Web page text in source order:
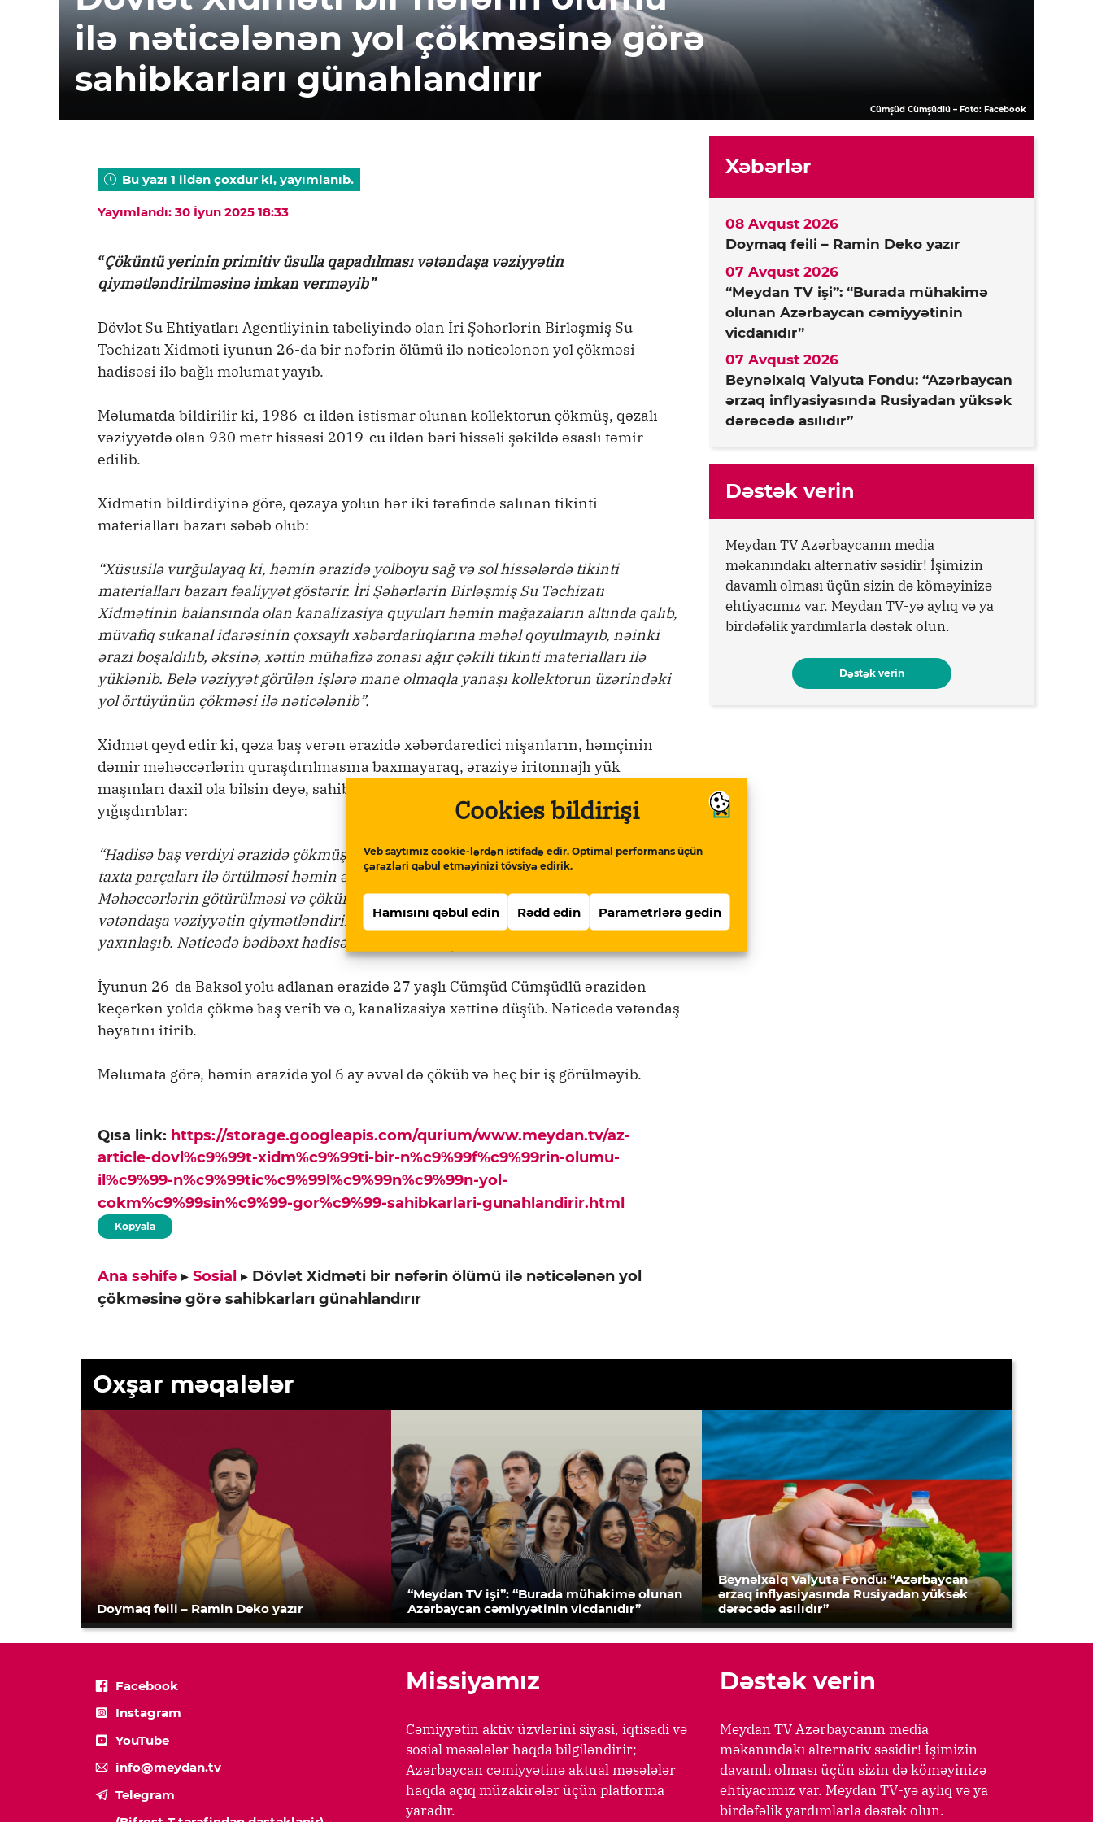
Cookies bildirişi
Veb saytımız cookie-lərdən istifadə edir. Optimal performans üçün
çərəzləri qəbul etməyinizi tövsiyə edirik.
Hamısını qəbul edin Rədd edin Parametrlərə gedin
ilə nəticələnən yol çökməsinə görə
sahibkarları günahlandırır
Cümşüd Cümşüdlü – Foto: Facebook
Bu yazı 1 ildən çoxdur ki, yayımlanıb.
Yayımlandı: 30 İyun 2025 18:33
“Çöküntü yerinin primitiv üsulla qapadılması vətəndaşa vəziyyətin
qiymətləndirilməsinə imkan verməyib”
Dövlət Su Ehtiyatları Agentliyinin tabeliyində olan İri Şəhərlərin Birləşmiş Su
Təchizatı Xidməti iyunun 26-da bir nəfərin ölümü ilə nəticələnən yol çökməsi
hadisəsi ilə bağlı məlumat yayıb.
Məlumatda bildirilir ki, 1986-cı ildən istismar olunan kollektorun çökmüş, qəzalı
vəziyyətdə olan 930 metr hissəsi 2019-cu ildən bəri hissəli şəkildə əsaslı təmir
edilib.
Xidmətin bildirdiyinə görə, qəzaya yolun hər iki tərəfində salınan tikinti
materialları bazarı səbəb olub:
“Xüsusilə vurğulayaq ki, həmin ərazidə yolboyu sağ və sol hissələrdə tikinti
materialları bazarı fəaliyyət göstərir. İri Şəhərlərin Birləşmiş Su Təchizatı
Xidmətinin balansında olan kanalizasiya quyuları həmin mağazaların altında qalıb,
müvafiq sukanal idarəsinin çoxsaylı xəbərdarlıqlarına məhəl qoyulmayıb, nəinki
ərazi boşaldılıb, əksinə, xəttin mühafizə zonası ağır çəkili tikinti materialları ilə
yüklənib. Belə vəziyyət görülən işlərə mane olmaqla yanaşı kollektorun üzərindəki
yol örtüyünün çökməsi ilə nəticələnib”.
Xidmət qeyd edir ki, qəza baş verən ərazidə xəbərdaredici nişanların, həmçinin
dəmir məhəccərlərin quraşdırılmasına baxmayaraq, əraziyə iritonnajlı yük
maşınları daxil ola bilsin deyə, sahibkarlar xəbərdaredici və qadağanedici nişanları
yığışdırıblar:
“Hadisə baş verdiyi ərazidə çökmüş kollektorun üzərinin sahibkarlar tərəfindən
taxta parçaları ilə örtülməsi həmin ərazinin qəzalı olduğunu görməyə əngəl yaradıb.
Məhəccərlərin götürülməsi və çöküntü yerinin primitiv üsulla qapadılması
vətəndaşa vəziyyətin qiymətləndirilməsinə imkan verməyib və o qəzalı əraziyə
yaxınlaşıb. Nəticədə bədbəxt hadisə baş verib”,
İyunun 26-da Baksol yolu adlanan ərazidə 27 yaşlı Cümşüd Cümşüdlü ərazidən
keçərkən yolda çökmə baş verib və o, kanalizasiya xəttinə düşüb. Nəticədə vətəndaş
həyatını itirib.
Məlumata görə, həmin ərazidə yol 6 ay əvvəl də çöküb və heç bir iş görülməyib.
Qısa link: https://storage.googleapis.com/qurium/www.meydan.tv/az-
article-dovl%c9%99t-xidm%c9%99ti-bir-n%c9%99f%c9%99rin-olumu-
il%c9%99-n%c9%99tic%c9%99l%c9%99n%c9%99n-yol-
cokm%c9%99sin%c9%99-gor%c9%99-sahibkarlari-gunahlandirir.html
Kopyala
Ana səhifə ▸ Sosial ▸ Dövlət Xidməti bir nəfərin ölümü ilə nəticələnən yol
çökməsinə görə sahibkarları günahlandırır
Xəbərlər
Doymaq feili – Ramin Deko yazır
08 Avqust 2026
“Meydan TV işi”: “Burada mühakimə
olunan Azərbaycan cəmiyyətinin
vicdanıdır”
07 Avqust 2026
Beynəlxalq Valyuta Fondu: “Azərbaycan
ərzaq inflyasiyasında Rusiyadan yüksək
dərəcədə asılıdır”
07 Avqust 2026
Dəstək verin
Meydan TV Azərbaycanın media
məkanındakı alternativ səsidir! İşimizin
davamlı olması üçün sizin də köməyinizə
ehtiyacımız var. Meydan TV-yə aylıq və ya
birdəfəlik yardımlarla dəstək olun.
Dəstək verin
Oxşar məqalələr
Doymaq feili – Ramin Deko yazır
“Meydan TV işi”: “Burada mühakimə olunan
Azərbaycan cəmiyyətinin vicdanıdır”
Beynəlxalq Valyuta Fondu: “Azərbaycan
ərzaq inflyasiyasında Rusiyadan yüksək
dərəcədə asılıdır”
Facebook
Instagram
YouTube
info@meydan.tv
Telegram
Missiyamız
Cəmiyyətin aktiv üzvlərini siyasi, iqtisadi və
sosial məsələlər haqda bilgiləndirir;
Azərbaycan cəmiyyətinə aktual məsələlər
haqda açıq müzakirələr üçün platforma
yaradır.
Dəstək verin
Meydan TV Azərbaycanın media
məkanındakı alternativ səsidir! İşimizin
davamlı olması üçün sizin də köməyinizə
ehtiyacımız var. Meydan TV-yə aylıq və ya
birdəfəlik yardımlarla dəstək olun.